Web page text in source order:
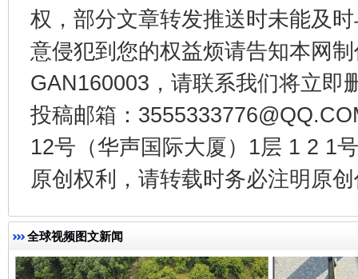
权，部分文章转发推送时未能及
意侵犯到您的权益烦请告知本网
GAN160003，请联系我们将立即
投稿邮箱：
12号（华声国际大厦）1层 1 2 1
原创权利，请转载时务必注明原
全球视频图文新闻